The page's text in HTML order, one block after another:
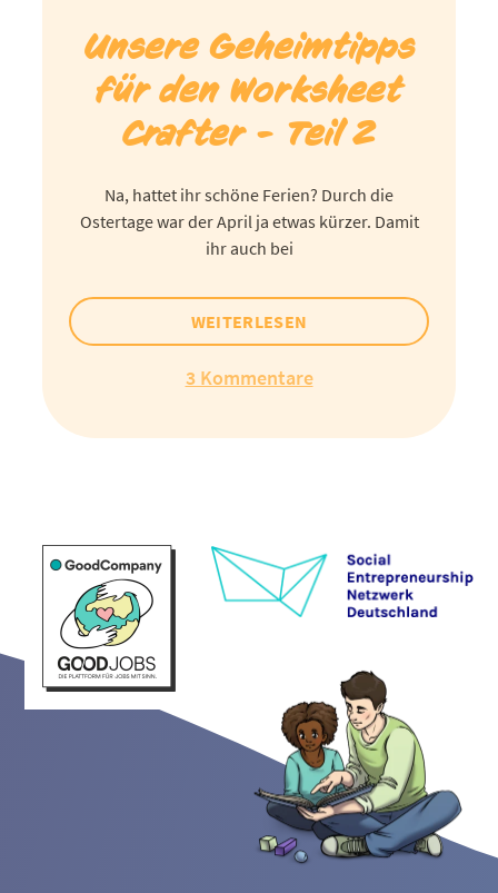
Unsere Geheimtipps
für den Worksheet
Crafter - Teil 2
Na, hattet ihr schöne Ferien? Durch die
Ostertage war der April ja etwas kürzer. Damit
ihr auch bei
WEITERLESEN
3 Kommentare